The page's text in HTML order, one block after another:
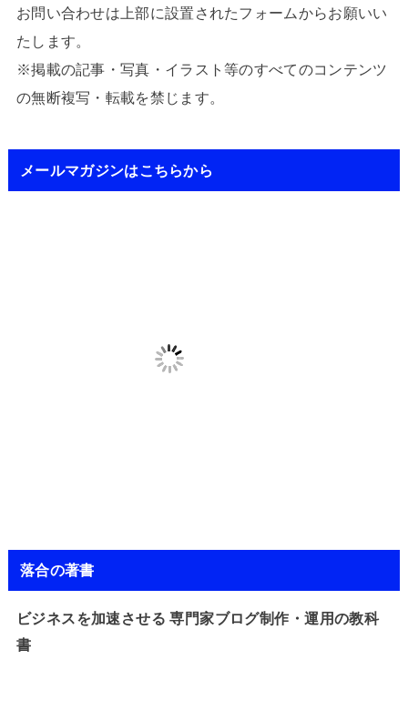
お問い合わせは上部に設置されたフォームからお願いい
たします。
※掲載の記事・写真・イラスト等のすべてのコンテンツ
の無断複写・転載を禁じます。
メールマガジンはこちらから
落合の著書
ビジネスを加速させる 専門家ブログ制作・運用の教科
書